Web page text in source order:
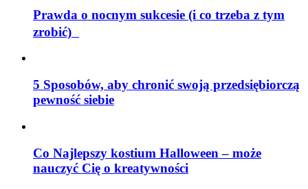
Prawda o nocnym sukcesie (i co trzeba z tym
zrobić)
5 Sposobów, aby chronić swoją przedsiębiorczą
pewność siebie
Co Najlepszy kostium Halloween – może
nauczyć Cię o kreatywności